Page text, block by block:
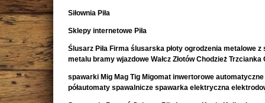
Siłownia Piła
Sklepy internetowe Piła
Ślusarz Piła Firma ślusarska płoty ogrodzenia metalowe z
metalu bramy wjazdowe Wałcz Złotów Chodzież Trzcianka
spawarki Mig Mag Tig Migomat inwertorowe automatyczne
półautomaty spawalnicze spawarka elektryczna